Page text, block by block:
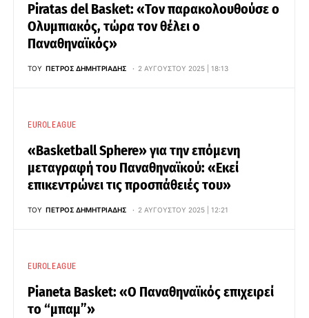
Piratas del Basket: «Τον παρακολουθούσε ο
Ολυμπιακός, τώρα τον θέλει ο
Παναθηναϊκός»
ΤΟΥ ΠΈΤΡΟΣ ΔΗΜΗΤΡΙΆΔΗΣ 2 ΑΥΓΟΎΣΤΟΥ 2025 | 18:13
EUROLEAGUE
«Basketball Sphere» για την επόμενη
μεταγραφή του Παναθηναϊκού: «Εκεί
επικεντρώνει τις προσπάθειές του»
ΤΟΥ ΠΈΤΡΟΣ ΔΗΜΗΤΡΙΆΔΗΣ 2 ΑΥΓΟΎΣΤΟΥ 2025 | 12:21
EUROLEAGUE
Pianeta Basket: «Ο Παναθηναϊκός επιχειρεί
το “μπαμ”»